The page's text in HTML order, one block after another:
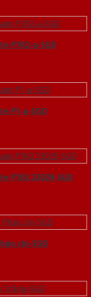
P1R2-a-SGD
P1-a-SGD
P1R2 23029-SGD
chi-SGD